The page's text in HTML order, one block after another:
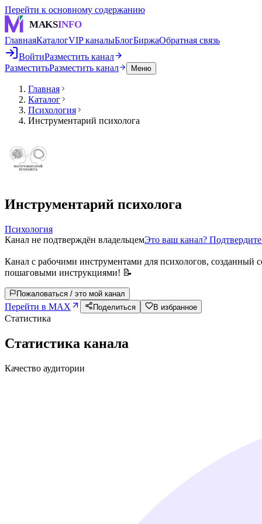
Перейти к основному содержанию
MAKSINFO
ГлавнаяКаталогVIP каналыБлогБиржаОбратная связь
ВойтиРазместить канал
РазместитьРазместить канал Меню
Главная
Каталог
Психология
Инструментарий психолога
Инструментарий психолога
Психология
Канал не подтверждён владельцемЭто ваш канал?
Канал с рабочими инструментами для психологов, созданный
пошаговыми инструкциями! 📝
Пожаловаться / это мой канал
Перейти в MAX Поделиться В избранное
Статистика
Статистика канала
Качество аудитории